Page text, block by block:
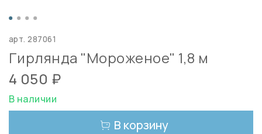
арт.287061
Гирлянда "Мороженое" 1,8 м
4 050 ₽
В наличии
В корзину